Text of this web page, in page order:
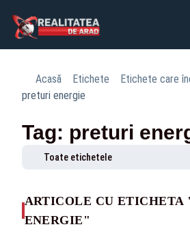
Acasă Etichete
Etichete care
preturi energie
Tag: preturi
Toate etichetele
ARTICOLE CU ETICHETA
ENERGIE"